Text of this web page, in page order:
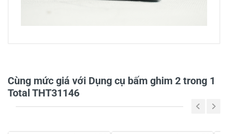
Cùng mức giá với Dụng cụ bấm ghim 2 trong 1
Total THT31146